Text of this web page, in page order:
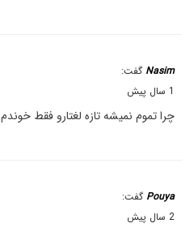
Nasim گفت:
1 سال پیش
چرا تموم نمیشه تازه لغتارو فقط خوندم
Pouya گفت:
2 سال پیش